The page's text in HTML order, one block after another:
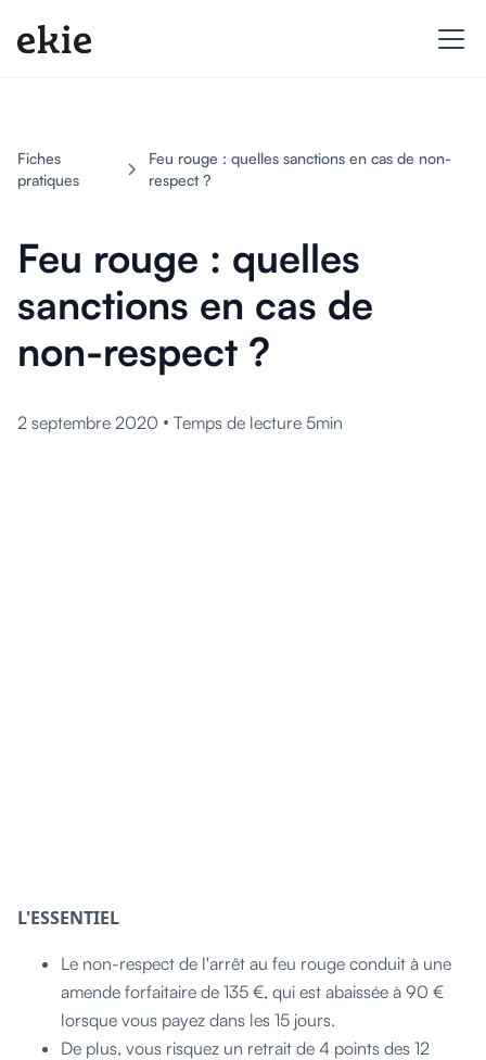
Fiches
pratiques
Feu rouge : quelles sanctions en cas de non-
respect ?
Feu rouge : quelles
sanctions en cas de
non-respect ?
2 septembre 2020 • Temps de lecture 5min
L'ESSENTIEL
Le non-respect de l'arrêt au feu rouge conduit à une
amende forfaitaire de 135 €, qui est abaissée à 90 €
lorsque vous payez dans les 15 jours.
De plus, vous risquez un retrait de 4 points des 12